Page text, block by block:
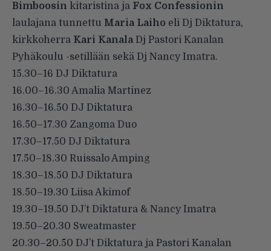
Bimboosin kitaristina ja Fox Confessionin
laulajana tunnettu Maria Laiho eli Dj Diktatura,
kirkkoherra Kari KanalaDj Pastori Kanalan
Pyhäkoulu -setillään sekä Dj Nancy Imatra.
15.30–16 DJ Diktatura
16.00–16.30 Amalia Martinez
16.30–16.50 DJ Diktatura
16.50–17.30 Zangoma Duo
17.30–17.50 DJ Diktatura
17.50–18.30 Ruissalo Amping
18.30–18.50 DJ Diktatura
18.50–19.30 Liisa Akimof
19.30–19.50 DJ’t Diktatura & Nancy Imatra
19.50–20.30 Sweatmaster
20.30–20.50 DJ’t Diktatura ja Pastori Kanalan